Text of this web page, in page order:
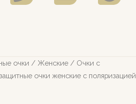
очки / Женские / Очки с
очки женские с поляризацией